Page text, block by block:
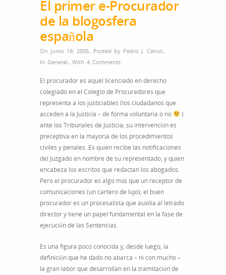
El primer e-Procurador
de la blogosfera
española
On junio 19, 2005, Posted by Pedro J. Canut,
In General, With 4 Comments
El procurador es aquel licenciado en derecho
colegiado en el Colegio de Procuradores que
representa a los justiciables (los ciudadanos que
acceden a la Justicia – de forma voluntaria o no
)
ante los Tribunales de Justicia; su intervención es
preceptiva en la mayoría de los procedimientos
civiles y penales. Es quien recibe las notificaciones
del Juzgado en nombre de su representado, y quien
encabeza los escritos que redactan los abogados.
Pero el procurador es algo más que un receptor de
comunicaciones (un cartero de lujo); el buen
procurador es un procesalista que auxilia al letrado
director y tiene un papel fundamental en la fase de
ejecución de las Sentencias.
Es una figura poco conocida y, desde luego, la
definición que he dado no abarca – ni con mucho –
la gran labor que desarrollan en la tramitación de